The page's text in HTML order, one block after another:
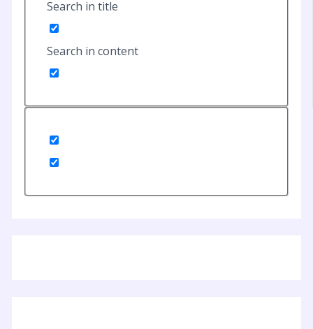
Search in title
Search in content